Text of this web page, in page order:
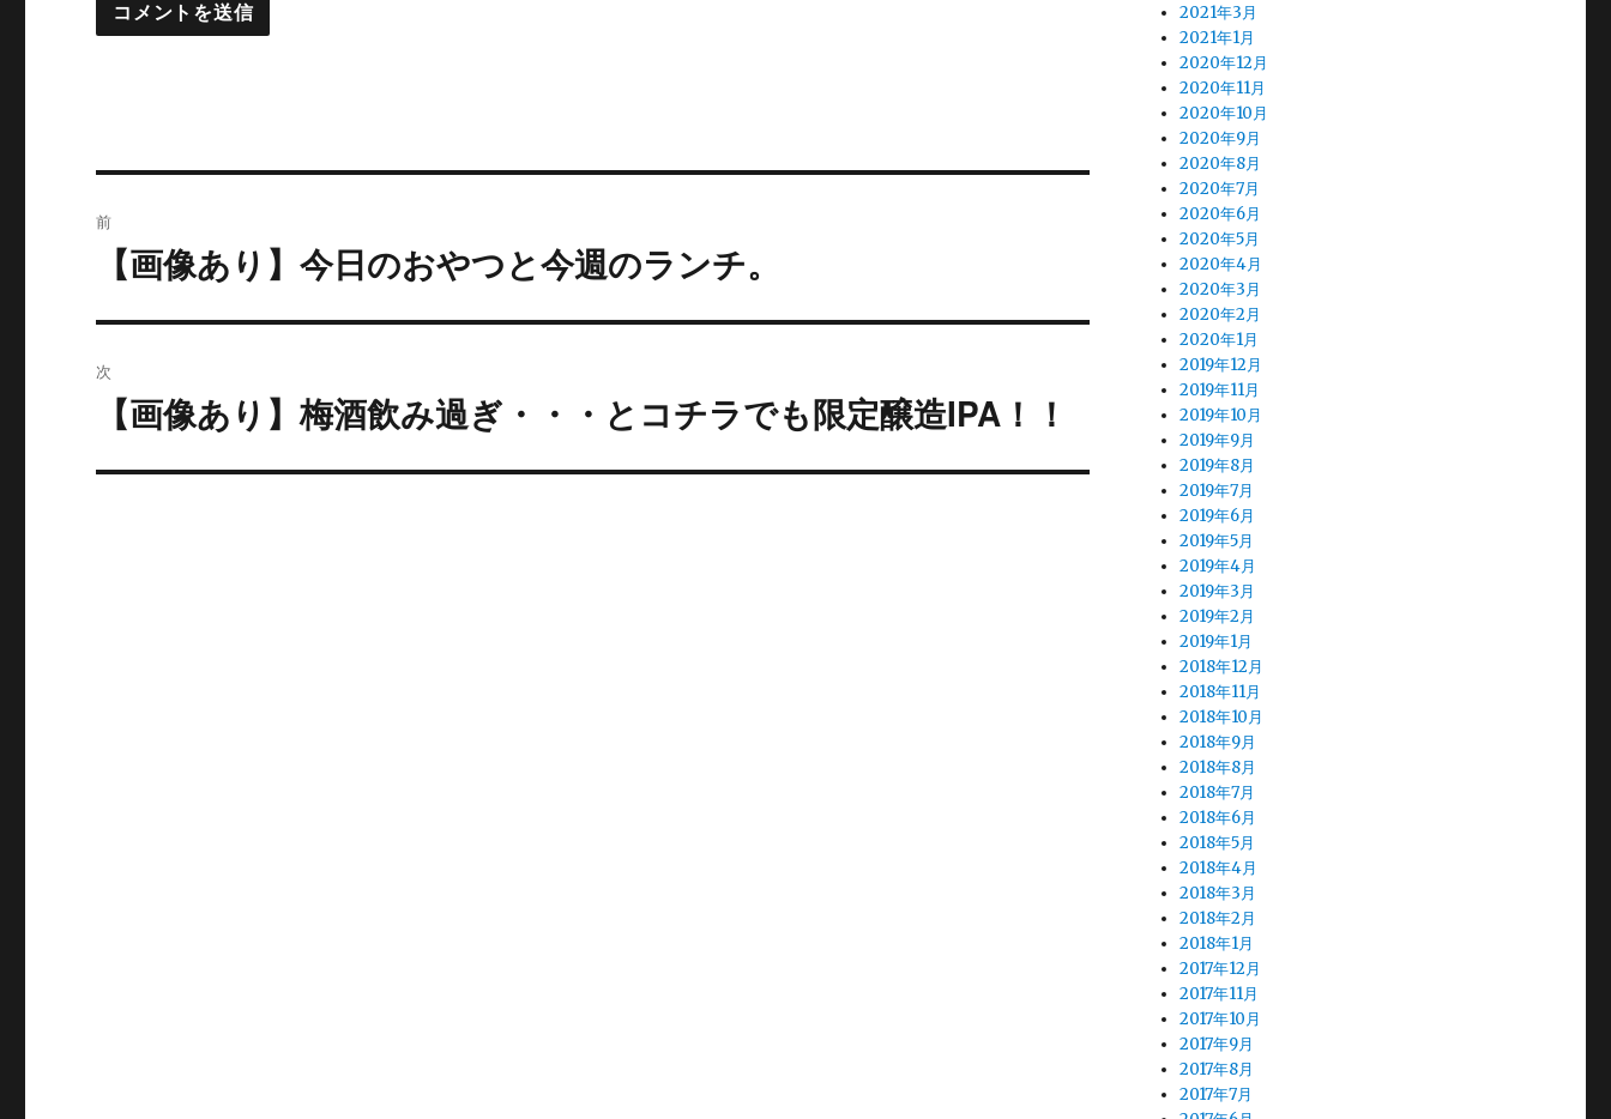
稿
ゲ
前
の
投
稿:
【画像あり】今日のおやつと今週のランチ。
次
投
【画像あり】梅酒飲み過ぎ・・・とコチラでも限定醸造IPA！！
2021年3月
2021年1月
2020年12月
2020年11月
2020年10月
2020年9月
2020年8月
2020年7月
2020年6月
2020年5月
2020年4月
2020年3月
2020年2月
2020年1月
2019年12月
2019年11月
2019年10月
2019年9月
2019年8月
2019年7月
2019年6月
2019年5月
2019年4月
2019年3月
2019年2月
2019年1月
2018年12月
2018年11月
2018年10月
2018年9月
2018年8月
2018年7月
2018年6月
2018年5月
2018年4月
2018年3月
2018年2月
2018年1月
2017年12月
2017年11月
2017年10月
2017年9月
2017年8月
2017年7月